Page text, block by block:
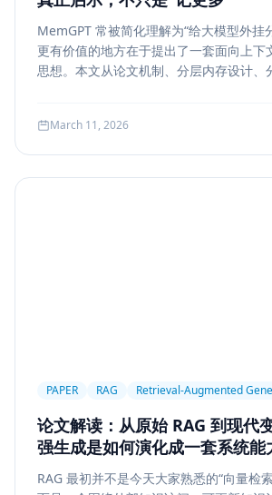
MemGPT 常被简化理解为“给大模型外挂
更有价值的地方在于提出了一套面向上下
思想。本文从论文机制、分层内存设计、
March 11, 2026
PAPER RAG Retrieval-Augmented
论文解读：从原始 RAG 到现代
强生成是如何演化成一套系统能
RAG 最初并不是今天大家熟悉的“向量检